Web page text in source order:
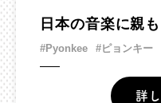
日本の音楽に親も
#Pyonkee #ピョンキー
詳